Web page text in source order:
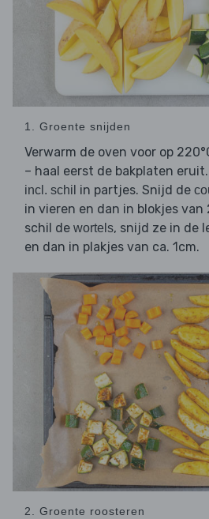
1. Groente snijden
Verwarm de oven voor op
– haal eerst de bakplaten
incl. schil in partjes. Snijd de
in vieren en dan in blokjes
schil de wortels, snijd ze in de
en dan in plakjes van ca. 1cm.
2. Groente roosteren